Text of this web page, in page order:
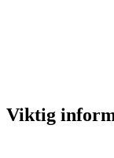
Viktig